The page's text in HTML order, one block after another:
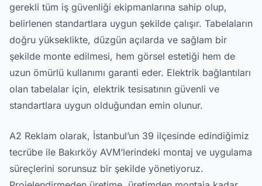
gerekli tüm iş güvenliği ekipmanlarına sahip olup,
belirlenen standartlara uygun şekilde çalışır. Tabelaların
doğru yükseklikte, düzgün açılarda ve sağlam bir
şekilde monte edilmesi, hem görsel estetiği hem de
uzun ömürlü kullanımı garanti eder. Elektrik bağlantıları
olan tabelalar için, elektrik tesisatının güvenli ve
standartlara uygun olduğundan emin olunur.
A2 Reklam olarak, İstanbul’un 39 ilçesinde edindiğimiz
tecrübe ile Bakırköy AVM’lerindeki montaj ve uygulama
süreçlerini sorunsuz bir şekilde yönetiyoruz.